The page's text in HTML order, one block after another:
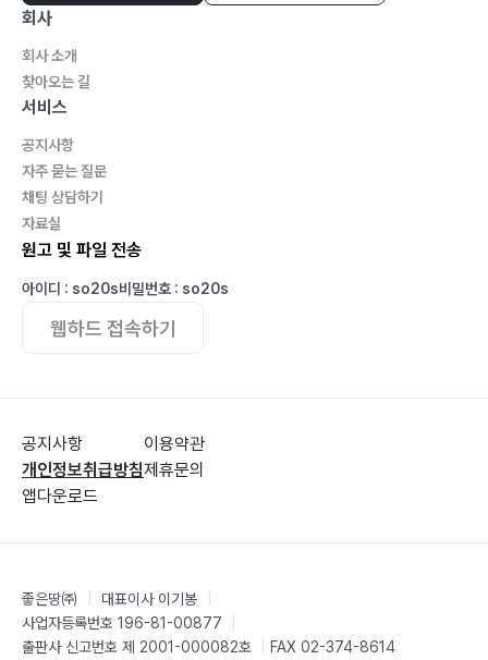
회사
회사 소개
찾아오는 길
서비스
공지사항
자주 묻는 질문
채팅 상담하기
자료실
원고 및 파일 전송
아이디 : so20s비밀번호 : so20s
웹하드 접속하기
공지사항
개인정보취급방침
앱다운로드
이용약관
제휴문의
좋은땅㈜ 대표이사 이기봉
사업자등록번호 196-81-00877
출판사 신고번호 제 2001-000082호
FAX 02-374-8614